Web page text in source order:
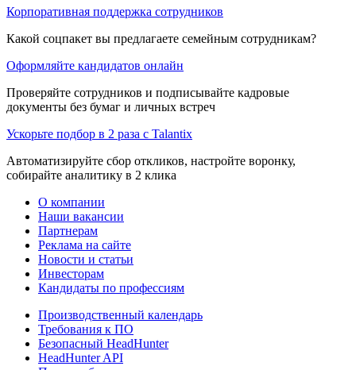
Корпоративная поддержка сотрудников
Какой соцпакет вы предлагаете семейным сотрудникам?
Оформляйте кандидатов онлайн
Проверяйте сотрудников и подписывайте кадровые
документы без бумаг и личных встреч
Ускорьте подбор в 2 раза с Talantix
Автоматизируйте сбор откликов, настройте воронку,
собирайте аналитику в 2 клика
О компании
Наши вакансии
Партнерам
Реклама на сайте
Новости и статьи
Инвесторам
Кандидаты по профессиям
Производственный календарь
Требования к ПО
Безопасный HeadHunter
HeadHunter API